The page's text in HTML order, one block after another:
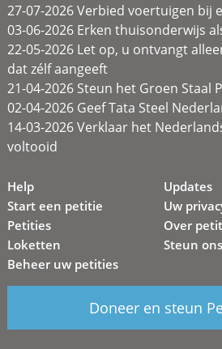
27-07-2026 Verbied voertuigen bij
03-06-2026 Erken thuisonderwijs
22-05-2026 Let op, u ontvangt
dat zélf aangeeft
21-04-2026 Steun het Groen Staal
02-04-2026 Geef Tata Steel
14-03-2026 Verklaar het
voltooid
Help
Start een petitie
Petities
Loketten
Beheer uw petities
Updates
Uw
Over
Steun ons
Doneer en steun